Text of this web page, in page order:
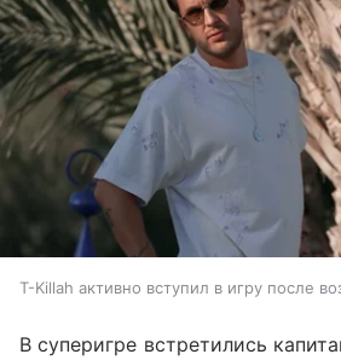
T-Killah активно вступил в игру после
В суперигре встретились